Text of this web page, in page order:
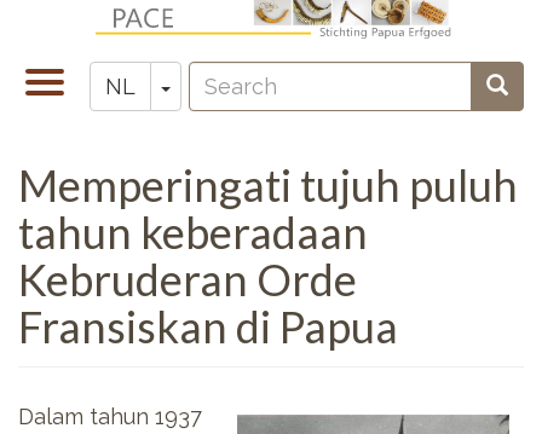
naar
gaan
Navigatie
wisselen
NL Toggle Dropdown
Zoeken
Search
Memperingati tujuh puluh
tahun keberadaan
Kebruderan Orde
Fransiskan di Papua
Dalam tahun 1937